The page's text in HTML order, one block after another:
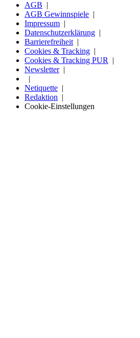
AGB
AGB Gewinnspiele
Impressum
Datenschutzerklärung
Barrierefreiheit
Cookies & Tracking
Cookies & Tracking PUR
Newsletter
Netiquette
Redaktion
Cookie-Einstellungen